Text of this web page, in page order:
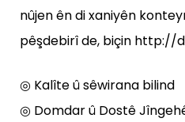
nûjen ên di xaniyên
pêşdebirî de, biçin http://
◎ Kalîte û sêwirana bilind
◎ Domdar û Dostê